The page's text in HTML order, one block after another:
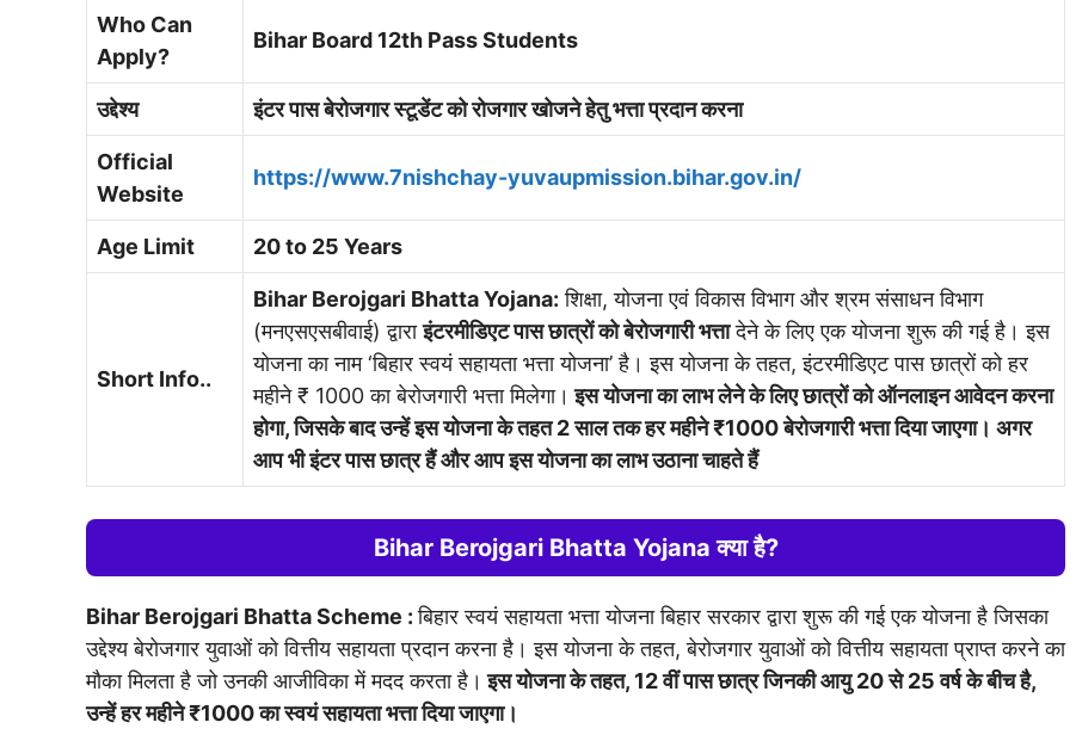
Who Can
Apply?
Bihar Board 12th Pass Students
उद्देश्य इंटर पास बेरोजगार स्टूडेंट को रोजगार खोजने हेतु भत्ता प्रदान करना
Official
Website
https://www.7nishchay-yuvaupmission.bihar.gov.in/
Age Limit 20 to 25 Years
Short Info..
Bihar Berojgari Bhatta Yojana: शिक्षा, योजना एवं विकास विभाग और श्रम संसाधन विभाग
(मनएसएसबीवाई) द्वाराइंटरमीडिएट पास छात्रों को बेरोजगारी भत्तादेने के लिए एक योजना शुरू की गई है। इस
योजना का नाम ‘बिहार स्वयं सहायता भत्ता योजना’ है। इस योजना के तहत, इंटरमीडिएट पास छात्रों को हर
महीने ₹ 1000 का बेरोजगारी भत्ता मिलेगा। इस योजना का लाभ लेने के लिए छात्रों को ऑनलाइन आवेदन करना
होगा, जिसके बाद उन्हें इस योजना के तहत 2 साल तक हर महीने ₹1000 बेरोजगारी भत्ता दिया जाएगा। अगर
आप भी इंटर पास छात्र हैं और आप इस योजना का लाभ उठाना चाहते हैं
Bihar Berojgari Bhatta Yojana क्या है?
Bihar Berojgari Bhatta Scheme :बिहार स्वयं सहायता भत्ता योजना बिहार सरकार द्वारा शुरू की गई एक योजना है जिसका
उद्देश्य बेरोजगार युवाओं को वित्तीय सहायता प्रदान करना है। इस योजना के तहत, बेरोजगार युवाओं को वित्तीय सहायता प्राप्त करने का
मौका मिलता है जो उनकी आजीविका में मदद करता है। इस योजना के तहत, 12 वीं पास छात्र जिनकी आयु 20 से 25 वर्ष के बीच है,
उन्हें हर महीने ₹1000 का स्वयं सहायता भत्ता दिया जाएगा।